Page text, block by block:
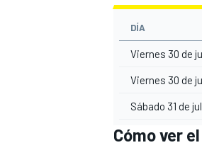
DÍA
Viernes 30 de
Viernes 30 de
Sábado 31 de
Cómo ver